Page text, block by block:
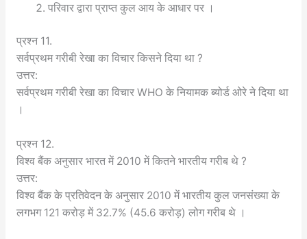
परिवार द्वारा प्राप्त कुल आय के आधार पर ।
प्रश्न 11.
सर्वप्रथम गरीबी रेखा का विचार किसने दिया था ?
उत्तर:
सर्वप्रथम गरीबी रेखा का विचार WHO के नियामक ब्योर्ड ओरे ने दिया था
।
प्रश्न 12.
विश्व बैंक अनुसार भारत में 2010 में कितने भारतीय गरीब थे ?
उत्तर:
विश्व बैंक के प्रतिवेदन के अनुसार 2010 में भारतीय कुल जनसंख्या के
लगभग 121 करोड़ में 32.7% (45.6 करोड़) लोग गरीब थे ।